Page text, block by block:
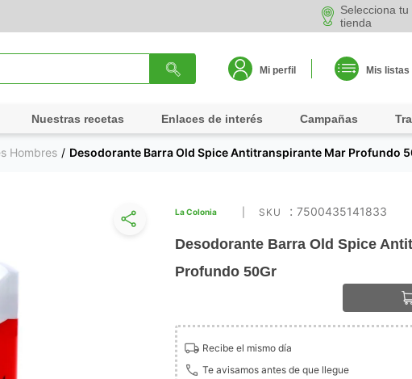
Selecciona tu
tienda
Mi perfil Mis listas
Nuestras recetas Enlaces de interés Campañas
Hombres Desodorante Barra Old Spice Antitranspirante Mar Profundo
La Colonia : 7500435141833
Desodorante Barra Old Spice
Profundo 50Gr
Recibe el mismo día
Te avisamos antes de que llegue